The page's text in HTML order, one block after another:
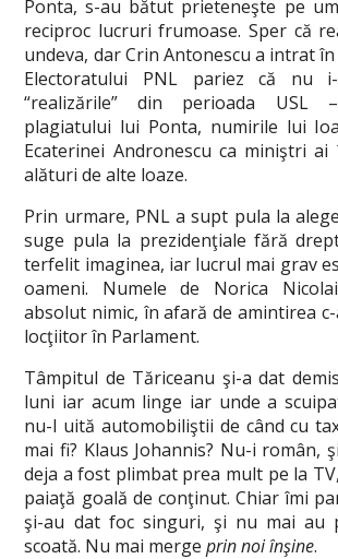
Ponta, s-au bătut prieteneşte pe
reciproc lucruri frumoase. Sper că
undeva, dar Crin Antonescu a intrat
Electoratului PNL pariez că nu
“realizările” din perioada USL
plagiatului lui Ponta, numirile lui
Ecaterinei Andronescu ca miniştri ai
alături de alte loaze.
Prin urmare, PNL a supt pula la
suge pula la prezidenţiale fără
terfelit imaginea, iar lucrul mai grav
oameni. Numele de Norica
absolut nimic, în afară de amintirea
locţiitor în Parlament.
Tâmpitul de Tăriceanu şi-a dat
luni iar acum linge iar unde a
nu-l uită automobiliştii de când cu
mai fi? Klaus Johannis? Nu-i român,
deja a fost plimbat prea mult pe la
paiaţă goală de conţinut. Chiar îmi
şi-au dat foc singuri, şi nu mai au
scoată. Nu mai mergeprin noi înşine.